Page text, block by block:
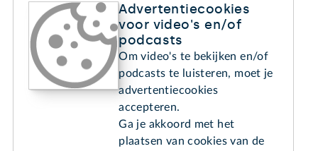
Advertentiecookies
voor video's en/of
podcasts
Om video's te bekijken en/of
podcasts te luisteren, moet je
advertentiecookies
accepteren.
Ga je akkoord met het
plaatsen van cookies van de